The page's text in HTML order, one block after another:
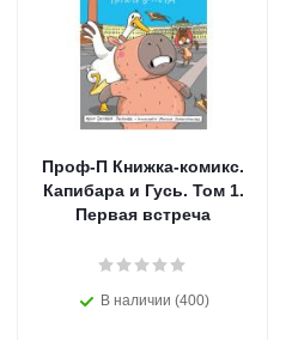
Проф-П Книжка-комикс.
Капибара и Гусь. Том 1.
Первая встреча
В наличии (400)